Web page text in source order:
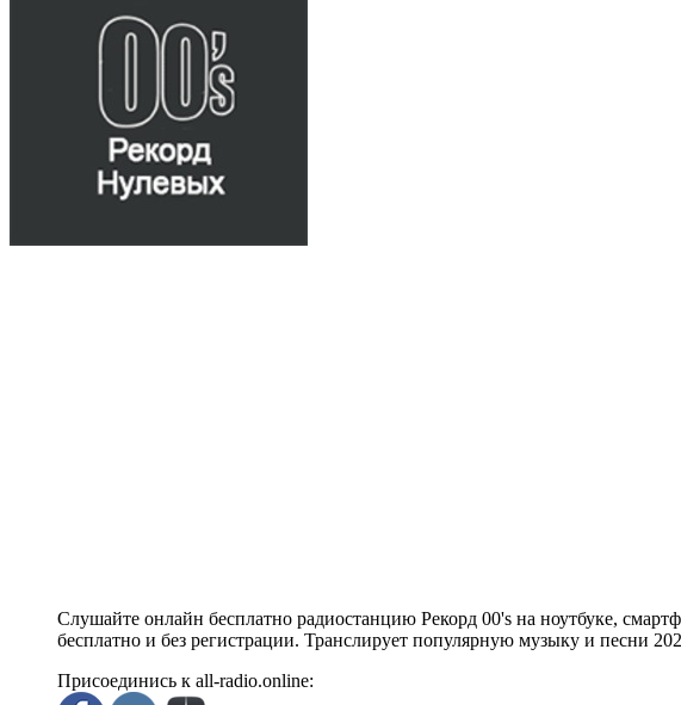
Слушайте онлайн бесплатно радиостанцию Рекорд 00's на ноутбуке,
бесплатно и без регистрации. Транслирует популярную музыку и песни
Присоединись к all-radio.online: